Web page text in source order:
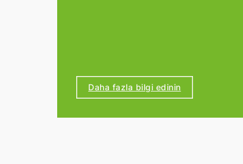
Daha fazla bilgi edinin